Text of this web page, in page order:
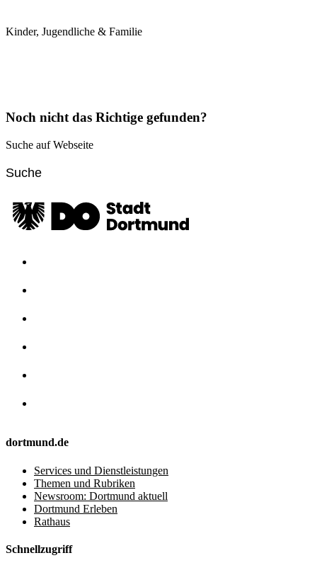
Kinder, Jugendliche & Familie
Noch nicht das Richtige gefunden?
Suche auf Webseite
dortmund.de
Services und Dienstleistungen
Themen und Rubriken
Newsroom: Dortmund aktuell
Dortmund Erleben
Rathaus
Schnellzugriff